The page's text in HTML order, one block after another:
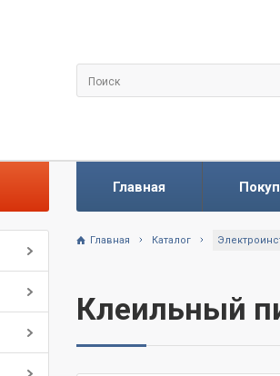
Главная
Главная Каталог
Клеильный